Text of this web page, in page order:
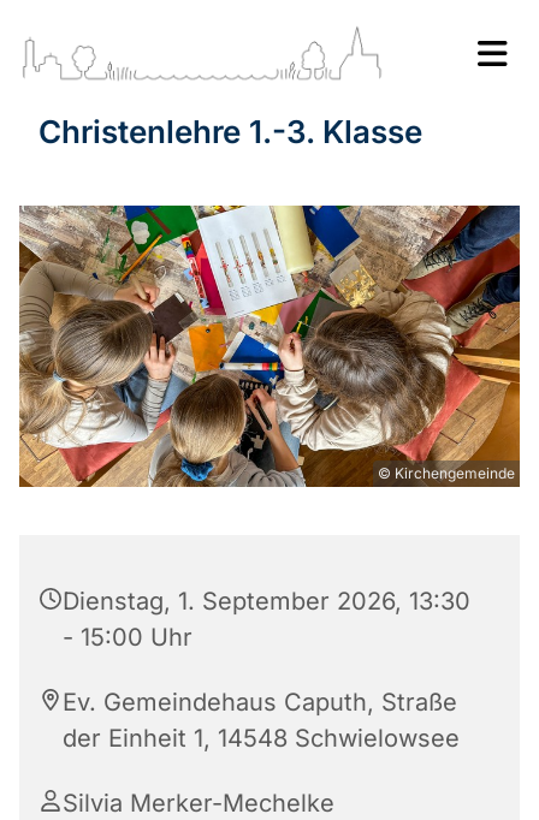
Christenlehre 1.-3. Klasse
© Kirchengemeinde
Dienstag, 1. September 2026, 13:30
- 15:00 Uhr
Ev. Gemeindehaus Caputh, Straße
der Einheit 1, 14548 Schwielowsee
Silvia Merker-Mechelke